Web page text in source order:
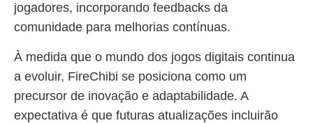
jogadores, incorporando feedbacks da
comunidade para melhorias contínuas.
À medida que o mundo dos jogos digitais continua
a evoluir, FireChibi se posiciona como um
precursor de inovação e adaptabilidade. A
expectativa é que futuras atualizações incluirão